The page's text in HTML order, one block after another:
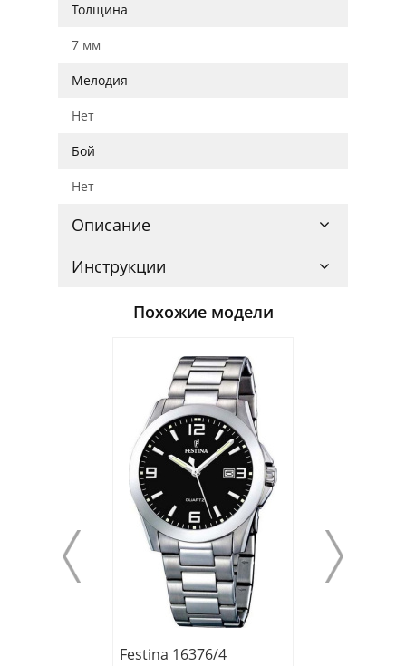
Толщина
7 мм
Мелодия
Нет
Бой
Нет
Описание
Инструкции
Похожие модели
Festina 16376/4